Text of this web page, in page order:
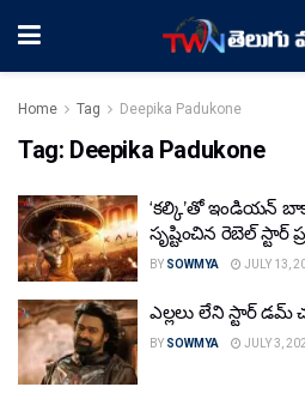
Home Tag Deepika Padukone
Tag: Deepika Padukone
‘కల్కి’తో ఇండియన్
సృష్టించిన రెబెల్ స్టార్
BY SOWMYA JULY 13,
ఎల్లలు లేని స్టార్ డమ్
BY SOWMYA JULY 3,